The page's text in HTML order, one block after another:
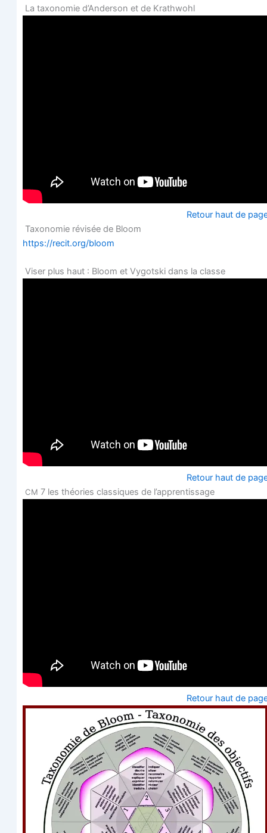
La taxo­no­mie d’An­der­son et de Krathwohl
Retour haut de
Taxo­no­mie révi­sée de Bloom
https://recit.org/bloom
Viser plus haut : Bloom et Vygots­ki dans la classe
Retour haut de
CM 7 les théo­ries clas­siques de l’apprentissage
Retour haut de